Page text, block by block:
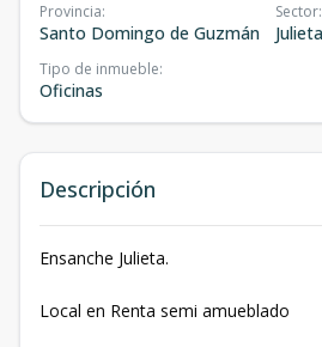
Provincia:
Santo Domingo de Guzmán
Sector:
Tipo de inmueble:
Oficinas
Descripción
Ensanche Julieta.
Local en Renta semi amueblado